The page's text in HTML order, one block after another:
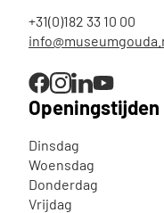
+31(0)182 33 10 00
Openingstijden
Dinsdag
Woensdag
Donderdag
Vrijdag